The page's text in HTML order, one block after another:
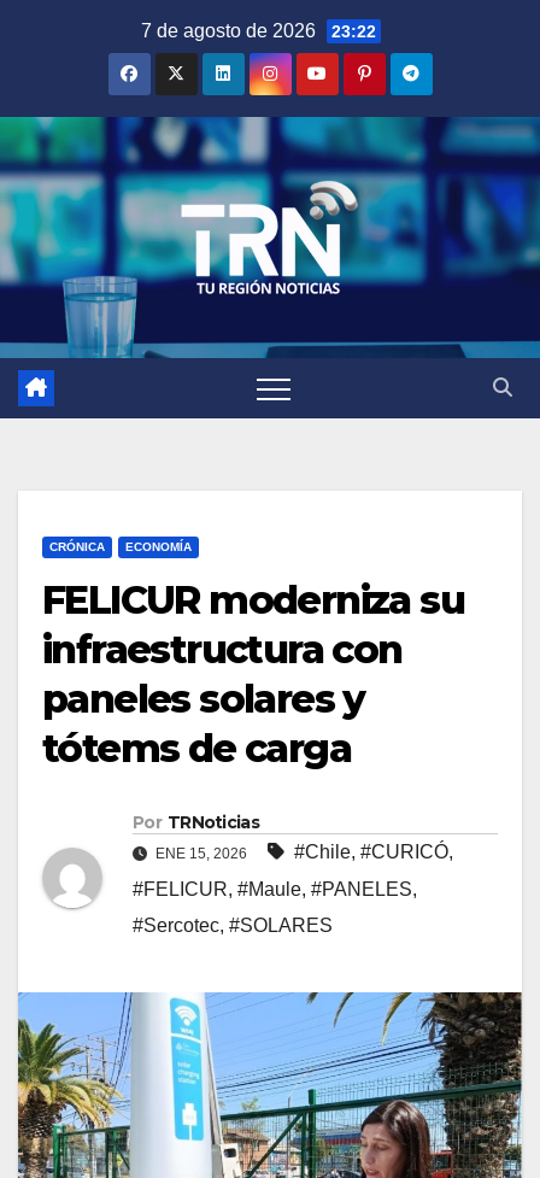
7 de agosto de 2026 23:22
CRÓNICA ECONOMÍA
FELICUR moderniza su
infraestructura con
paneles solares y
tótems de carga
Por TRNoticias
ENE 15, 2026 #Chile, #CURICÓ,
#FELICUR, #Maule, #PANELES,
#Sercotec, #SOLARES